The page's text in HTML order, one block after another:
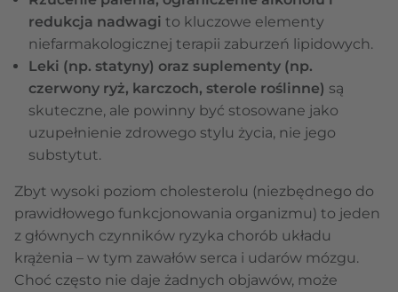
redukcja nadwagi to kluczowe elementy
niefarmakologicznej terapii zaburzeń lipidowych.
Leki (np. statyny) oraz suplementy (np.
czerwony ryż, karczoch, sterole roślinne) są
skuteczne, ale powinny być stosowane jako
uzupełnienie zdrowego stylu życia, nie jego
substytut.
Zbyt wysoki poziom cholesterolu (niezbędnego do
prawidłowego funkcjonowania organizmu) to jeden
z głównych czynników ryzyka chorób układu
krążenia – w tym zawałów serca i udarów mózgu.
Choć często nie daje żadnych objawów, może